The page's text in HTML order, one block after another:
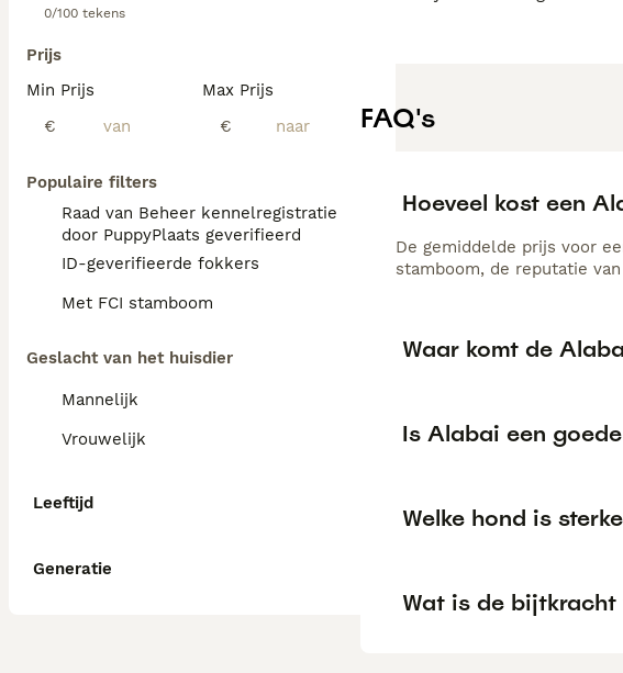
0/100 tekens
Prijs
Min Prijs
€
Max Prijs
€
Populaire filters
Raad van Beheer kennelregistratie
door PuppyPlaats geverifieerd
ID-geverifieerde fokkers
Met FCI stamboom
Geslacht van het huisdier
Mannelijk
Vrouwelijk
Leeftijd
Generatie
FAQ's
Hoeveel kost een
De gemiddelde prijs voor
stamboom, de reputatie
Waar komt de
Is Alabai een
Welke hond is
Wat is de